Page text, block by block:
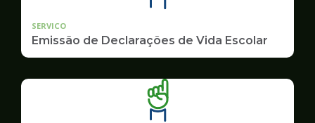
SERVICO
Emissão de Declarações de Vida Escolar